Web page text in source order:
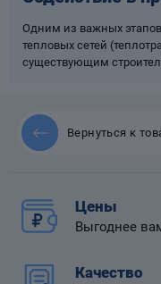
Одним из важных этапов
тепловых сетей
существующим
Вернуться к
Цены
Выгоднее
Качество